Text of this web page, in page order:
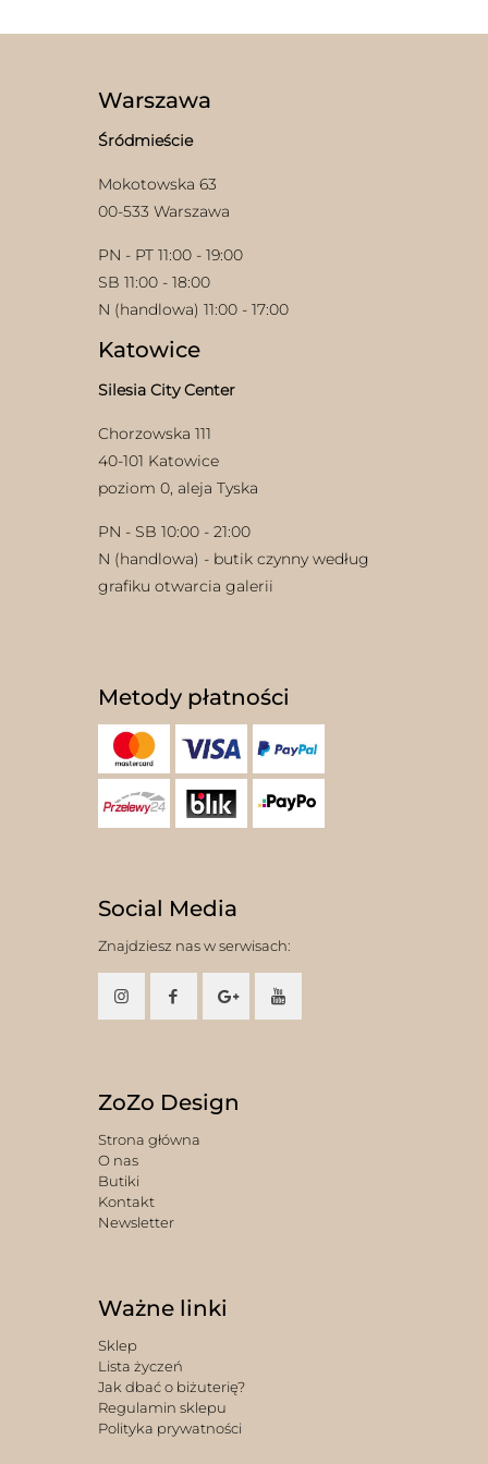
Warszawa
Śródmieście
Mokotowska 63
00-533 Warszawa
PN - PT 11:00 - 19:00
SB 11:00 - 18:00
N (handlowa) 11:00 - 17:00
Katowice
Silesia City Center
Chorzowska 111
40-101 Katowice
poziom 0, aleja Tyska
PN - SB 10:00 - 21:00
N (handlowa) - butik czynny według
grafiku otwarcia galerii
Metody płatności
Social Media
Znajdziesz nas w serwisach:
ZoZo Design
Strona główna
O nas
Butiki
Kontakt
Newsletter
Ważne linki
Sklep
Lista życzeń
Jak dbać o biżuterię?
Regulamin sklepu
Polityka prywatności